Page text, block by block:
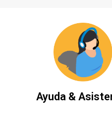
Ayuda &